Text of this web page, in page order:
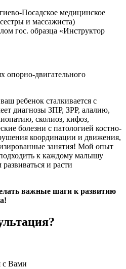
Посадское медицинское
и массажиста)
гос. образца «Инструктор
опорно-двигательного
ребенок сталкивается с
диагнозы ЗПР, ЗРР, алалию,
сколиоз, кифоз,
болезни с патологией костно-
координации и движения,
занятия! Мой опыт
к каждому малышу
и расти
важные шаги к развитию
с Вами